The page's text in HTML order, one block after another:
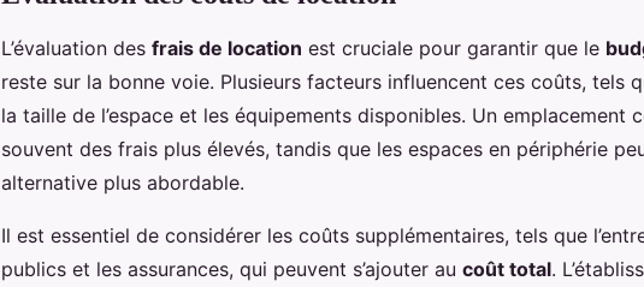
L’évaluation des frais de location est cruciale pour garantir que le
reste sur la bonne voie. Plusieurs facteurs influencent ces coûts, tels
la taille de l’espace et les équipements disponibles. Un emplacement
souvent des frais plus élevés, tandis que les espaces en périphérie
alternative plus abordable.
Il est essentiel de considérer les coûts supplémentaires, tels que
publics et les assurances, qui peuvent s’ajouter au coût total.